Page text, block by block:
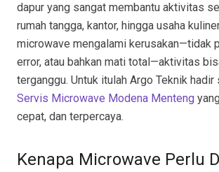
dapur yang sangat membantu aktivitas
rumah tangga, kantor, hingga usaha
microwave mengalami kerusakan—tidak
error, atau bahkan mati total—aktivitas
terganggu. Untuk itulah Argo Teknik
Servis Microwave Modena Menteng
cepat, dan terpercaya.
Kenapa Microwave Perlu